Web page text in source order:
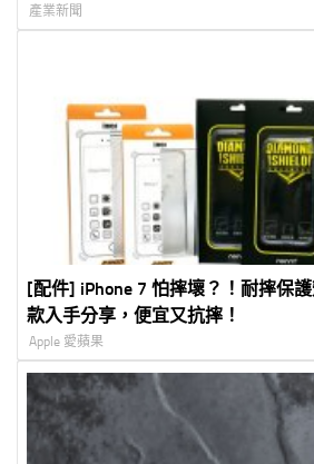
裸視 3D 顯示器首度來台展出
產業新聞
[配件] iPhone 7 怕摔壞？！耐摔保
款入手分享，便宜又抗摔！
Apple 愛蘋果